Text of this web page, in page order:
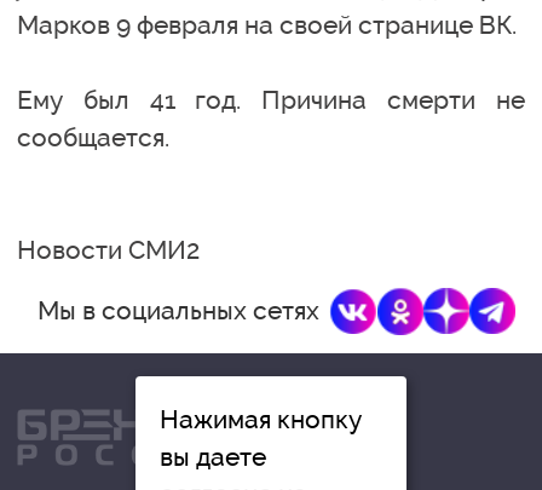
Марков 9 февраля на своей странице ВК.
Ему был 41 год. Причина смерти не
сообщается.
Новости СМИ2
Мы в социальных сетях
Нажимая кнопку
вы даете